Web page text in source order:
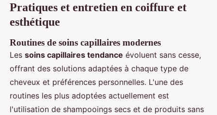
Pratiques et entretien en coiffure et
esthétique
Routines de soins capillaires modernes
Les soins capillaires tendance évoluent sans cesse,
offrant des solutions adaptées à chaque type de
cheveux et préférences personnelles. L'une des
routines les plus adoptées actuellement est
l'utilisation de shampooings secs et de produits sans